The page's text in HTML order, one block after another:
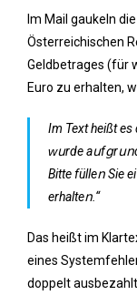
Im Mail gaukeln
Österreichischen
Geldbetrages (für
Euro zu erhalten,
Im Text heißt es
ԝսrdе аսfցrսոd
Βіttе füllеո Ѕіе
еrhаltеո.“
Das heißt im
eines
doppelt